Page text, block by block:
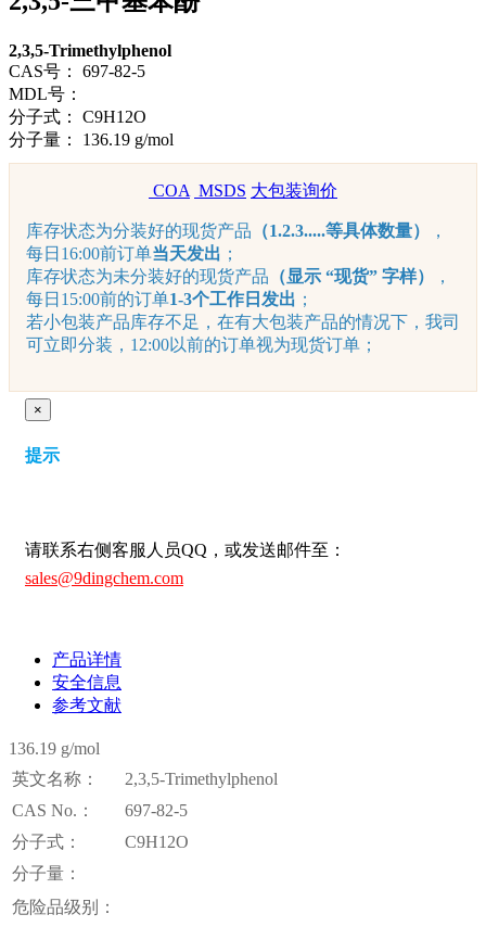
2,3,5-Trimethylphenol
CAS号：
697-82-5
MDL号：
分子式：
C9H12O
分子量：
136.19 g/mol
COA MSDS 大包装询价
库存状态为分装好的现货产品 （1.2.3.....等具体数量）
，
每日16:00前订单当天发出 ；
库存状态为未分装好的现货产品 （显示 “现货” 字样）
，
每日15:00前的订单1-3个工作日发出 ；
若小包装产品库存不足，在有大包装产品的情况下，我司
可立即分装，12:00以前的订单视为现货订单；
×
提示
请联系右侧客服人员QQ，或发送邮件至：
sales@9dingchem.com
产品详情
安全信息
参考文献
136.19 g/mol
英文名称：
2,3,5-Trimethylphenol
CAS No.：
697-82-5
分子式：
C9H12O
分子量：
危险品级别：